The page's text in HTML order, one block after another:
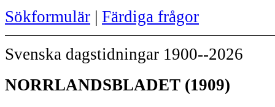
Sökformulär | Färdiga frågor
Svenska dagstidningar 1900--2026
NORRLANDSBLADET (1909)